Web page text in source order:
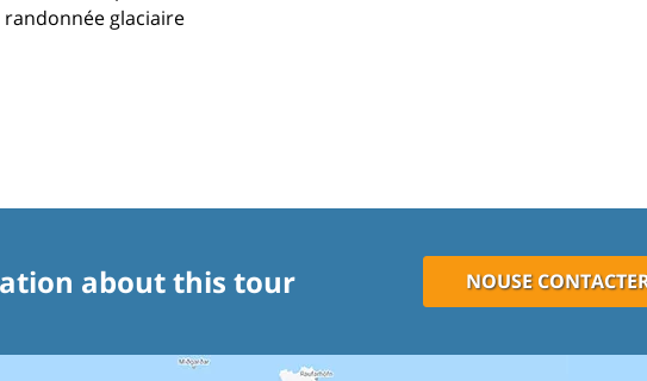
randonnée glaciaire
about this tour NOUSE